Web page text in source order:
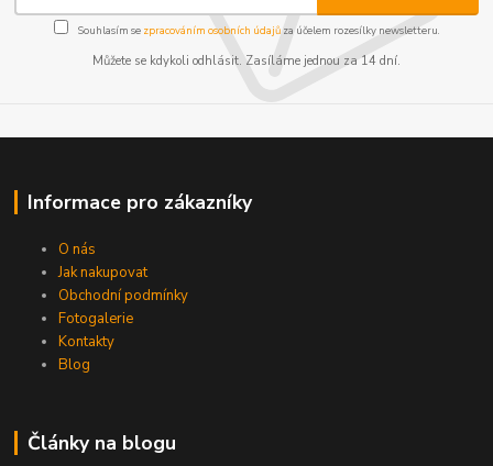
Souhlasím se zpracováním osobních údajůza účelem rozesílky newsletteru.
Můžete se kdykoli odhlásit. Zasíláme jednou za 14 dní.
Informace pro zákazníky
O nás
Jak nakupovat
Obchodní podmínky
Fotogalerie
Kontakty
Blog
Články na blogu